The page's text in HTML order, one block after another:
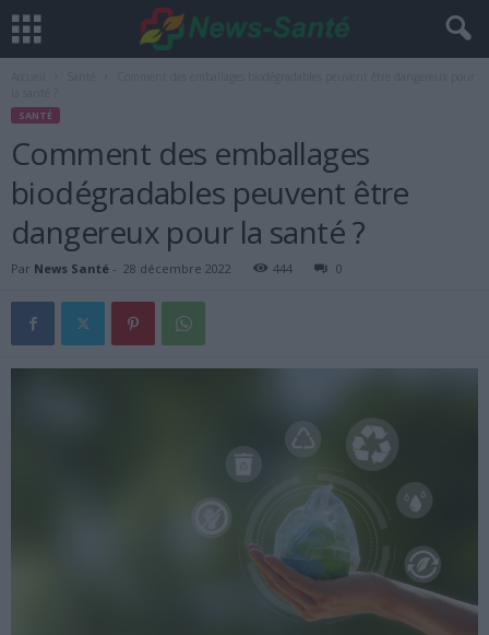
SANTÉ
Comment des emballages
biodégradables peuvent être
dangereux pour la santé ?
Par News Santé - 28 décembre 2022 444 0